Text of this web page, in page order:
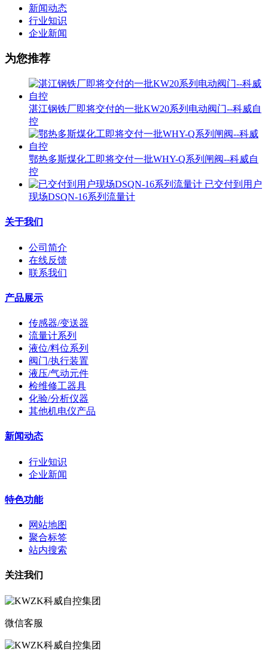
新闻动态
行业知识
企业新闻
为您推荐
湛江钢铁厂即将交付的一批KW20系列电动阀门--科威自
控
鄂热多斯煤化工即将交付一批WHY-Q系列闸阀--科威自
控
已交付到用户
现场DSQN-16系列流量计
关于我们
公司简介
在线反馈
联系我们
产品展示
传感器/变送器
流量计系列
液位/料位系列
阀门/执行装置
液压/气动元件
检维修工器具
化验/分析仪器
其他机电仪产品
新闻动态
行业知识
企业新闻
特色功能
网站地图
聚合标签
站内搜索
关注我们
微信客服